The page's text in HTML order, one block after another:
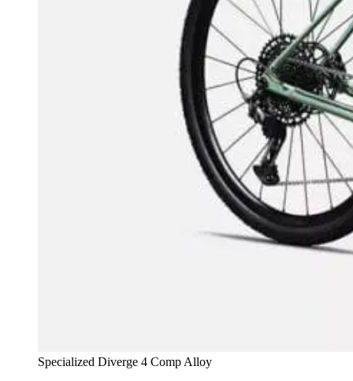
Specialized Diverge 4 Comp Alloy